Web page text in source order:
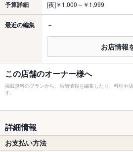
予算詳細 [夜]￥1,000～￥1,999
最近の編集 －
お店情報
この店舗のオーナー様へ
掲載無料のプランから、店舗情報を編集したり、料理や
す。
詳細情報
お支払い方法